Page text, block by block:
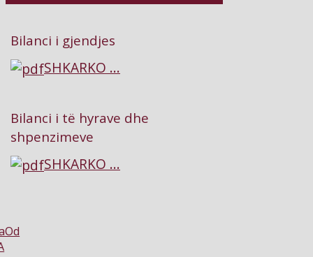
Bilanci i gjendjes
SHKARKO ...
Bilanci i të hyrave dhe
shpenzimeve
SHKARKO ...